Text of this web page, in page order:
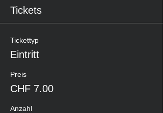
Tickets
Tickettyp
Eintritt
Preis
CHF 7.00
Anzahl